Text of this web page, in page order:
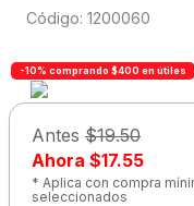
: 1200060
-10% comprando $400 en útiles
Antes $19.50
Ahora $17.55
* Aplica con compra
seleccionados
4.
cuadernos
5.
colores
6.
boligrafo
7.
escritorio
8
sacapuntas